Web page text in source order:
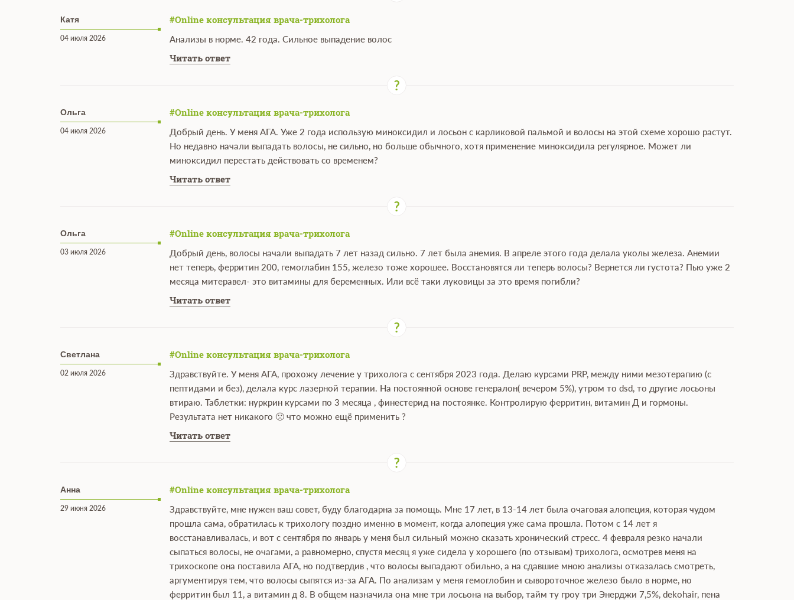
Катя
04 июля 2026
#Online консультация врача-трихолога
Анализы в норме. 42 года. Сильное выпадение волос
Читать ответ
Ольга
04 июля 2026
#Online консультация врача-трихолога
Добрый день. У меня АГА. Уже 2 года использую миноксидил и лосьон с карликовой пальмой и волосы на этой схеме хорошо растут.
Но недавно начали выпадать волосы, не сильно, но больше обычного, хотя применение миноксидила регулярное. Может ли
миноксидил перестать действовать со временем?
Читать ответ
Ольга
03 июля 2026
#Online консультация врача-трихолога
Добрый день, волосы начали выпадать 7 лет назад сильно. 7 лет была анемия. В апреле этого года делала уколы железа. Анемии
нет теперь, ферритин 200, гемоглабин 155, железо тоже хорошее. Восстановятся ли теперь волосы? Вернется ли густота? Пью уже 2
месяца митеравел- это витамины для беременных. Или всё таки луковицы за это время погибли?
Читать ответ
Светлана
02 июля 2026
#Online консультация врача-трихолога
Здравствуйте. У меня АГА, прохожу лечение у трихолога с сентября 2023 года. Делаю курсами PRP, между ними мезотерапию (с
пептидами и без), делала курс лазерной терапии. На постоянной основе генералон( вечером 5%), утром то dsd, то другие лосьоны
втираю. Таблетки: нуркрин курсами по 3 месяца , финестерид на постоянке. Контролирую ферритин, витамин Д и гормоны.
Результата нет никакого 🙁 что можно ещё применить ?
Читать ответ
Анна
29 июня 2026
#Online консультация врача-трихолога
Здравствуйте, мне нужен ваш совет, буду благодарна за помощь. Мне 17 лет, в 13-14 лет была очаговая алопеция, которая чудом
прошла сама, обратилась к трихологу поздно именно в момент, когда алопеция уже сама прошла. Потом с 14 лет я
восстанавливалась, и вот с сентября по январь у меня был сильный можно сказать хронический стресс. 4 февраля резко начали
сыпаться волосы, не очагами, а равномерно, спустя месяц я уже сидела у хорошего (по отзывам) трихолога, осмотрев меня на
трихоскопе она поставила АГА, но подтвердив , что волосы выпадают обильно, а на сдавшие мною анализы отказалась смотреть,
аргументируя тем, что волосы сыпятся из-за АГА. По анализам у меня гемоглобин и сывороточное железо было в норме, но
ферритин был 11, а витамин д 8. В общем назначила она мне три лосьона на выбор, тайм ту гроу три Энерджи 7,5%, dekohair, пена